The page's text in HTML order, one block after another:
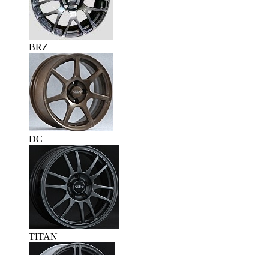
BRZ
DC
TITAN